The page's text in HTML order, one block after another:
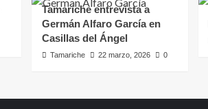
Tamariche entrevista a
Germán Alfaro García en
Casillas del Ángel
Tamariche 22 marzo, 2026 0